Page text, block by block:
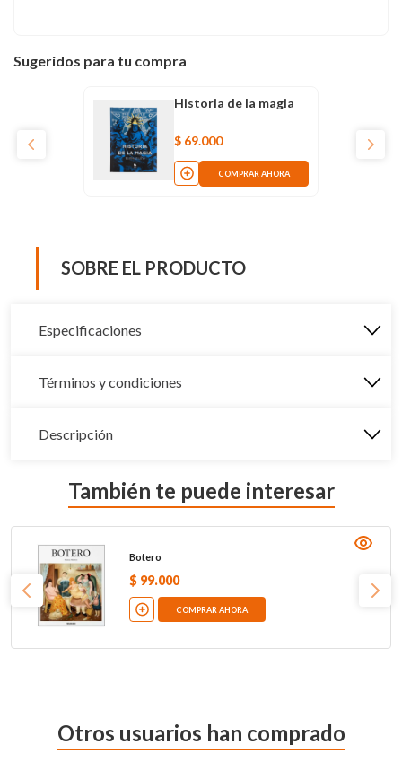
Sugeridos para tu compra
Historia de la magia
$ 69.000
COMPRAR AHORA
SOBRE EL PRODUCTO
Especificaciones
Términos y condiciones
Descripción
También te puede interesar
Botero
$ 99.000
COMPRAR AHORA
Otros usuarios han comprado